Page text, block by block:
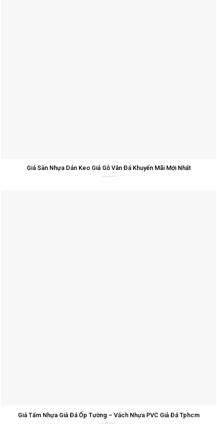
Giá Sàn Nhựa Dán Keo Giả Gỗ Vân Đá Khuyến Mãi Mới Nhất
Giá Tấm Nhựa Giả Đá Ốp Tường – Vách Nhựa PVC Giả Đá Tphcm